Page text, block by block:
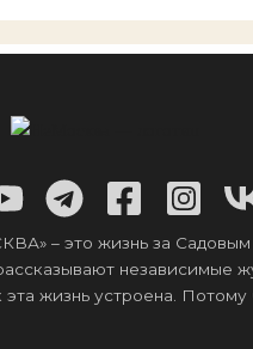
– это жизнь за Садовым
независимые
эта жизнь устроена. Потому